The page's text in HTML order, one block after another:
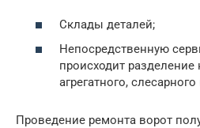
Склады деталей;
Непосредственную
происходит разделение
агрегатного,
Проведение ремонта ворот